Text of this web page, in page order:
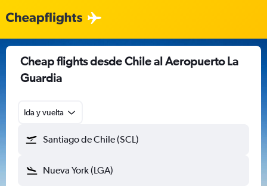
Cheap flights desde Chile al Aeropuerto La
Guardia
Ida y vuelta
Santiago de Chile (SCL)
Nueva York (LGA)